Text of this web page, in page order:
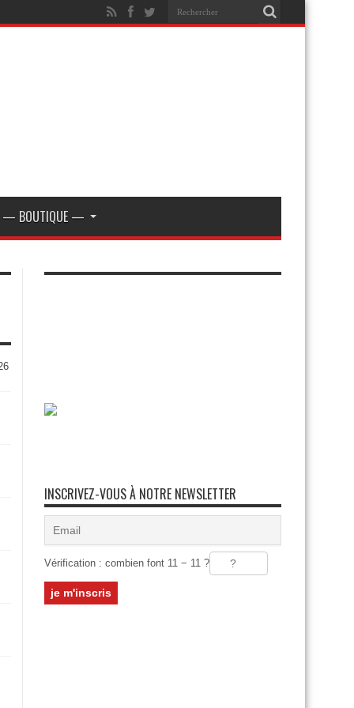
— BOUTIQUE —
INSCRIVEZ-VOUS À NOTRE NEWSLETTER
Vérification : combien font 11 − 11 ?